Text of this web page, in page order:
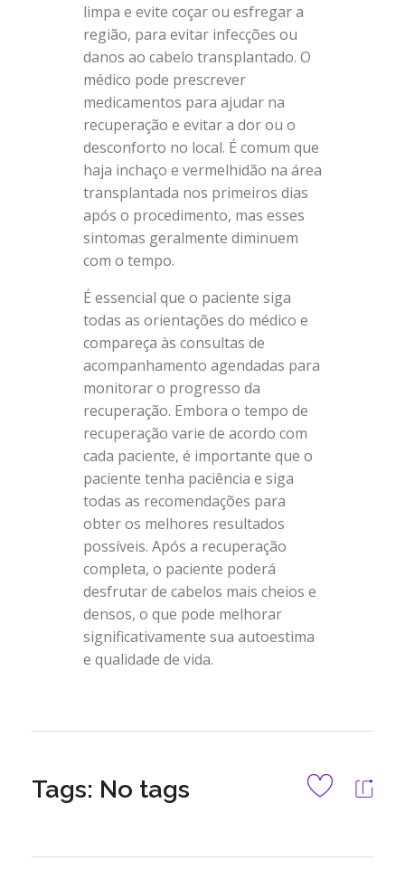
limpa e evite coçar ou esfregar a
região, para evitar infecções ou
danos ao cabelo transplantado. O
médico pode prescrever
medicamentos para ajudar na
recuperação e evitar a dor ou o
desconforto no local. É comum que
haja inchaço e vermelhidão na área
transplantada nos primeiros dias
após o procedimento, mas esses
sintomas geralmente diminuem
com o tempo.
É essencial que o paciente siga
todas as orientações do médico e
compareça às consultas de
acompanhamento agendadas para
monitorar o progresso da
recuperação. Embora o tempo de
recuperação varie de acordo com
cada paciente, é importante que o
paciente tenha paciência e siga
todas as recomendações para
obter os melhores resultados
possíveis. Após a recuperação
completa, o paciente poderá
desfrutar de cabelos mais cheios e
densos, o que pode melhorar
significativamente sua autoestima
e qualidade de vida.
Tags: No tags